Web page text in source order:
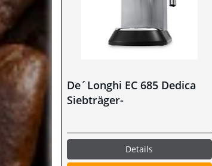
De´Longhi EC 685 Dedica
Siebträger-
Details